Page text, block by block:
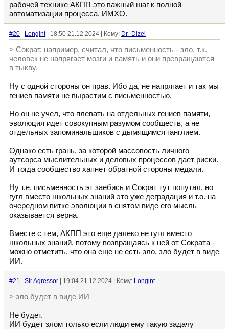
рабочей технике АКПП это важный шаг к полной
автоматизации процесса, ИМХО.
#20 Longint| 18:50 21.12.2024 | Кому: Dr_Dizel
> Сократ, например, считал, что письменность - зло, т.к.
человек не напрягает мозги и память и они превращаются
в тыкву.
Ну с одной стороны он прав. Ибо да, не напрягает и так мы
гениев памяти не вырастим с письменностью.
Но он не учел, что плевать на отдельных гениев памяти,
эволюция идет совокупным разумом сообществ, а не
отдельных запоминальщиков с дымящимся ганглием.
Однако есть грань, за которой массовость личного
аутсорса мыслительных и деловых процессов дает риски.
И тогда сообщество хапнет обратной стороны медали.
Ну т.е. письменность эт заебись и Сократ тут попутал, но
гугл вместо школьных знаний это уже деградация и т.о. на
очередном витке эволюции в снятом виде его мысль
оказывается верна.
Вместе с тем, АКПП это еще далеко не гугл вместо
школьных знаний, потому возвращаясь к ней от Сократа -
можно отметить, что она еще не есть зло, зло будет в виде
ИИ.
#21 Sir Agressor | 19:04 21.12.2024 | Кому: Longint
> зло будет в виде ИИ
Не будет.
ИИ будет злом только если люди ему такую задачу